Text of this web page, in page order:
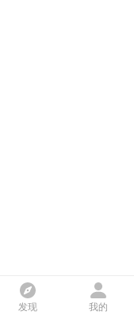
发现 我的